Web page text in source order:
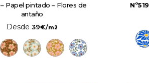
– Papel pintado – Flores de
antaño
Desde 39€/m2
Nº519